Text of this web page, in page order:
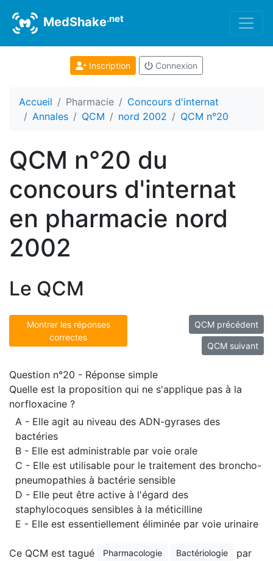
MedShake.net
Inscription Connexion
Accueil Pharmacie
Concours d'internat
Annales
QCM nord 2002 QCM n°20
QCM n°20 du
concours d'internat
en pharmacie nord
2002
Le QCM
Montrer les réponses
correctes
QCM précédent
QCM suivant
Question n°20 - Réponse simple
Quelle est la proposition qui ne s'applique pas à la
norfloxacine ?
A - Elle agit au niveau des ADN-gyrases des
bactéries
B - Elle est administrable par voie orale
C - Elle est utilisable pour le traitement des broncho-
pneumopathies à bactérie sensible
D - Elle peut être active à l'égard des
staphylocoques sensibles à la méticilline
E - Elle est essentiellement éliminée par voie urinaire
Ce QCM est tagué Pharmacologie Bactériologie
par